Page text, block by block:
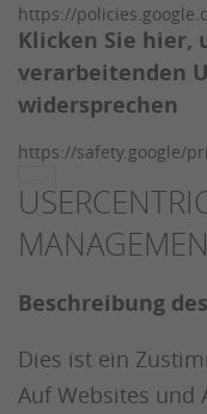
https://
Klicken Sie hier,
verarbeitenden
widersprechen
https://safety.google/
Beschreibung
Dies ist ein
Auf Websites und